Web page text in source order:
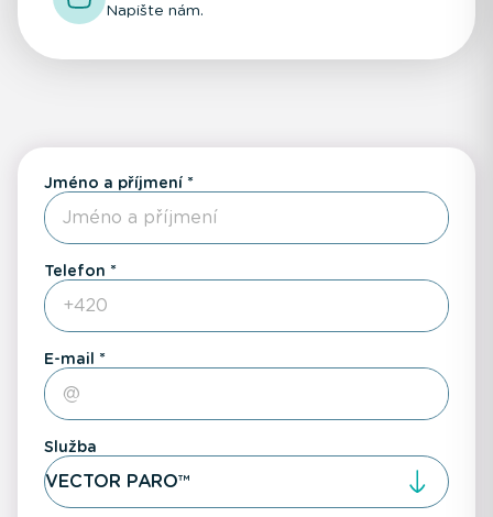
Napište nám.
Jméno a příjmení
Telefon
E-mail
Služba
VECTOR PARO™